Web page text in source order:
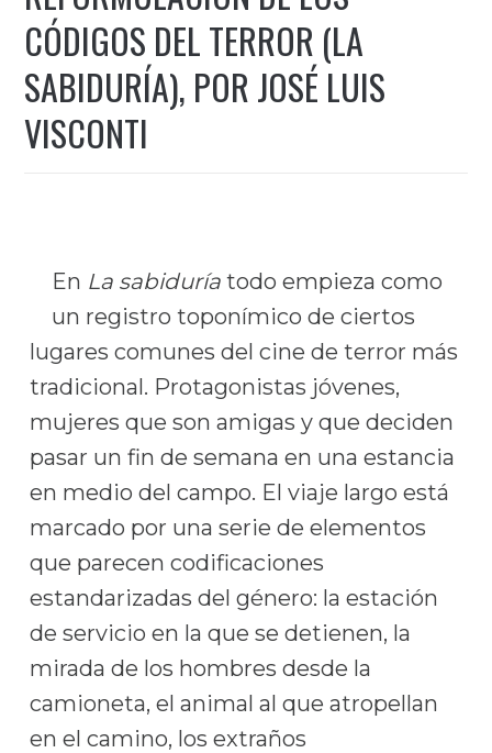
CÓDIGOS DEL TERROR (LA
SABIDURÍA), POR JOSÉ LUIS
VISCONTI
En La sabiduríatodo empieza como
un registro toponímico de ciertos
lugares comunes del cine de terror más
tradicional. Protagonistas jóvenes,
mujeres que son amigas y que deciden
pasar un fin de semana en una estancia
en medio del campo. El viaje largo está
marcado por una serie de elementos
que parecen codificaciones
estandarizadas del género: la estación
de servicio en la que se detienen, la
mirada de los hombres desde la
camioneta, el animal al que atropellan
en el camino, los extraños